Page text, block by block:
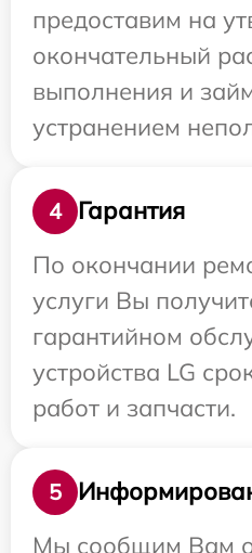
предоставим на
окончательный
выполнения и
устранением
4
Гарантия
По окончании
услуги Вы
гарантийном
устройства LG
работ и запчасти.
5
Мы сообщим Вам